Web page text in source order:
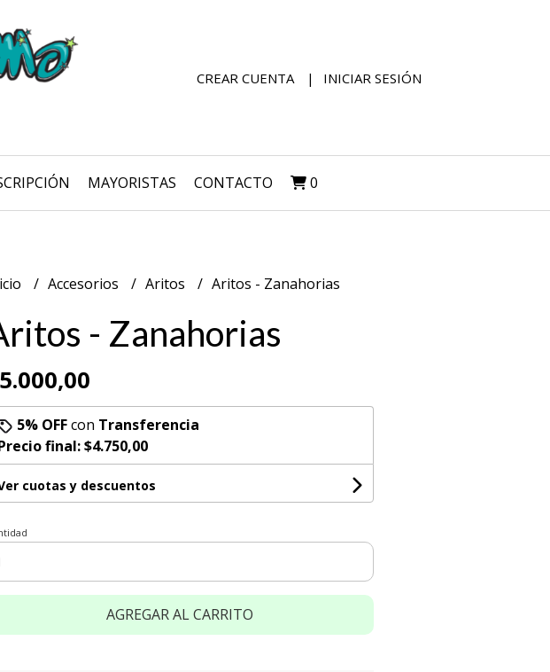
CREAR CUENTA INICIAR SESIÓN
MAYORISTAS CONTACTO 0
Accesorios Aritos Aritos - Zanahorias
- Zanahorias
5% OFFcon Transferencia
final:$4.750,00
cuotas y descuentos
AGREGAR AL CARRITO